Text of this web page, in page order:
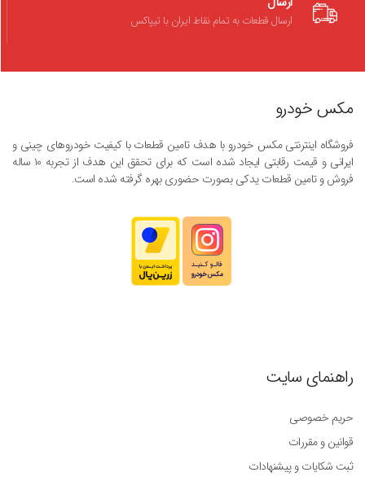
ارسال قطعات به تمام نقاط ایران با تیپاکس
مکس خودرو
فروشگاه اینترنتی مکس خودرو با هدف تامین قطعات با کیفیت خودروهای چینی و
ایرانی و قیمت رقابتی ایجاد شده است که برای تحقق این هدف از تجربه ۱۰ ساله
فروش و تامین قطعات یدکی بصورت حضوری بهره گرفته شده است.
راهنمای سایت
حریم خصوصی
قوانین و مقررات
ثبت شکایات و پیشنهادات